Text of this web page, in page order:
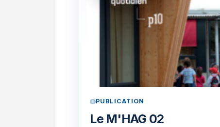
PUBLICATION
Le M'HAG 02